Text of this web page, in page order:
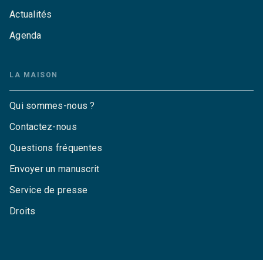
Actualités
Agenda
LA MAISON
Qui sommes-nous ?
Contactez-nous
Questions fréquentes
Envoyer un manuscrit
Service de presse
Droits